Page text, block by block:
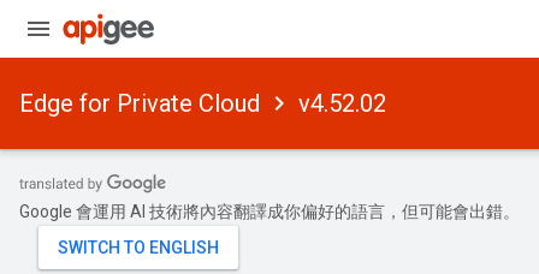
Edge for Private Cloud v4.52.02
Google 會運用 AI 技術將內容翻譯成你偏好的語言，但可能會出錯。